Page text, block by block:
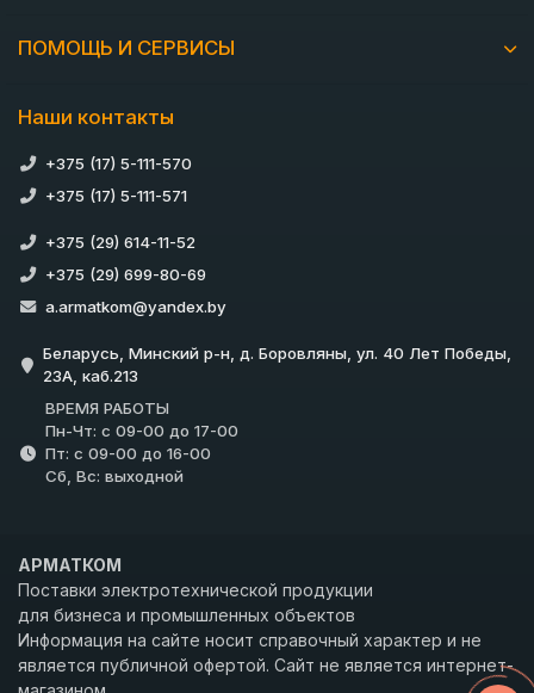
ПОМОЩЬ И СЕРВИСЫ
Наши контакты
+375 (17) 5-111-570
+375 (17) 5-111-571
+375 (29) 614-11-52
+375 (29) 699-80-69
a.armatkom@yandex.by
Беларусь, Минский р-н, д. Боровляны, ул. 40 Лет Победы,
23А, каб.213
ВРЕМЯ РАБОТЫ
Пн-Чт: с 09-00 до 17-00
Пт: с 09-00 до 16-00
Сб, Вс: выходной
АРМАТКОМ
Поставки электротехнической продукции
для бизнеса и промышленных объектов
Информация на сайте носит справочный характер и не
является публичной офертой. Сайт не является интернет-